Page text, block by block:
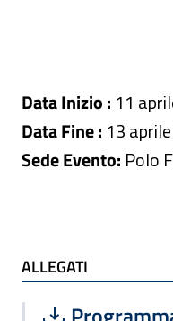
Data Inizio : 11
Data Fine : 13
Sede Evento: Polo
ALLEGATI
ALLEGATI
Scarica file:
Formato PDF